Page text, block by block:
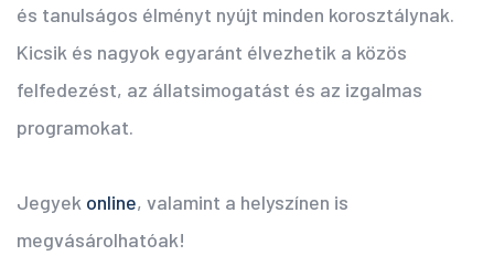
és tanulságos élményt nyújt minden korosztálynak.
Kicsik és nagyok egyaránt élvezhetik a közös
felfedezést, az állatsimogatást és az izgalmas
programokat.
Jegyek online, valamint a helyszínen is
megvásárolhatóak!